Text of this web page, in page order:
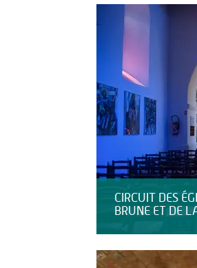
CIRCUIT DES
BRUNE ET DE